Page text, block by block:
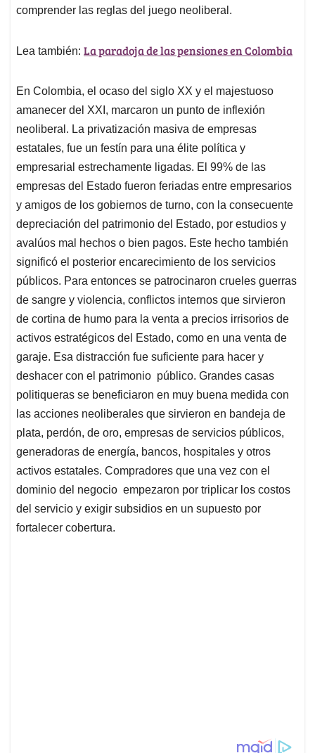
comprender las reglas del juego neoliberal.
Lea también: La paradoja de las pensiones en Colombia
En Colombia, el ocaso del siglo XX y el majestuoso
amanecer del XXI, marcaron un punto de inflexión
neoliberal. La privatización masiva de empresas
estatales, fue un festín para una élite política y
empresarial estrechamente ligadas. El 99% de las
empresas del Estado fueron feriadas entre empresarios
y amigos de los gobiernos de turno, con la consecuente
depreciación del patrimonio del Estado, por estudios y
avalúos mal hechos o bien pagos. Este hecho también
significó el posterior encarecimiento de los servicios
públicos. Para entonces se patrocinaron crueles guerras
de sangre y violencia, conflictos internos que sirvieron
de cortina de humo para la venta a precios irrisorios de
activos estratégicos del Estado, como en una venta de
garaje. Esa distracción fue suficiente para hacer y
deshacer con el patrimonio público. Grandes casas
politiqueras se beneficiaron en muy buena medida con
las acciones neoliberales que sirvieron en bandeja de
plata, perdón, de oro, empresas de servicios públicos,
generadoras de energía, bancos, hospitales y otros
activos estatales. Compradores que una vez con el
dominio del negocio empezaron por triplicar los costos
del servicio y exigir subsidios en un supuesto por
fortalecer cobertura.